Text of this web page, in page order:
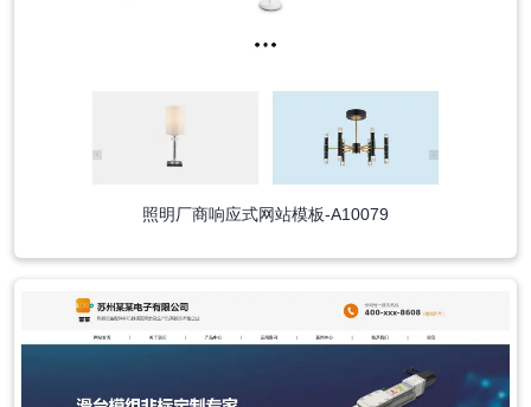
照明厂商响应式网站模板-A10079